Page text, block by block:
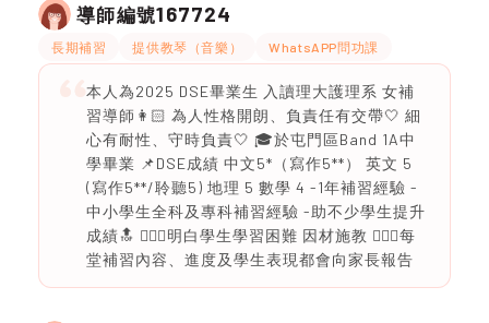
導師編號167724
長期補習 提供教琴（音樂） WhatsAPP問功課
本人為2025 DSE畢業生 入讀理大護理系 女補
習導師👩🏻 為人性格開朗、負責任有交帶🤍 細
心有耐性、守時負責🤍 🎓於屯門區Band 1A中
學畢業 📌DSE成績 中文5*（寫作5**） 英文 5
(寫作5**/聆聽5) 地理 5 數學 4 -1年補習經驗 -
中小學生全科及專科補習經驗 -助不少學生提升
成績🔝 🙆🏻‍♀️明白學生學習困難 因材施教 🙆🏻‍♀️每
堂補習內容、進度及學生表現都會向家長報告